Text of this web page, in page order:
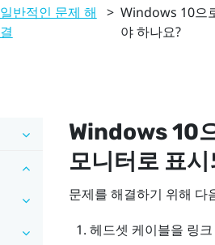
일반적인 문제 해
결
> Windows 10으
야 하나요?
Windows10
모니터로 표
문제를 해결하기 위해 다
헤드셋 케이블을 링